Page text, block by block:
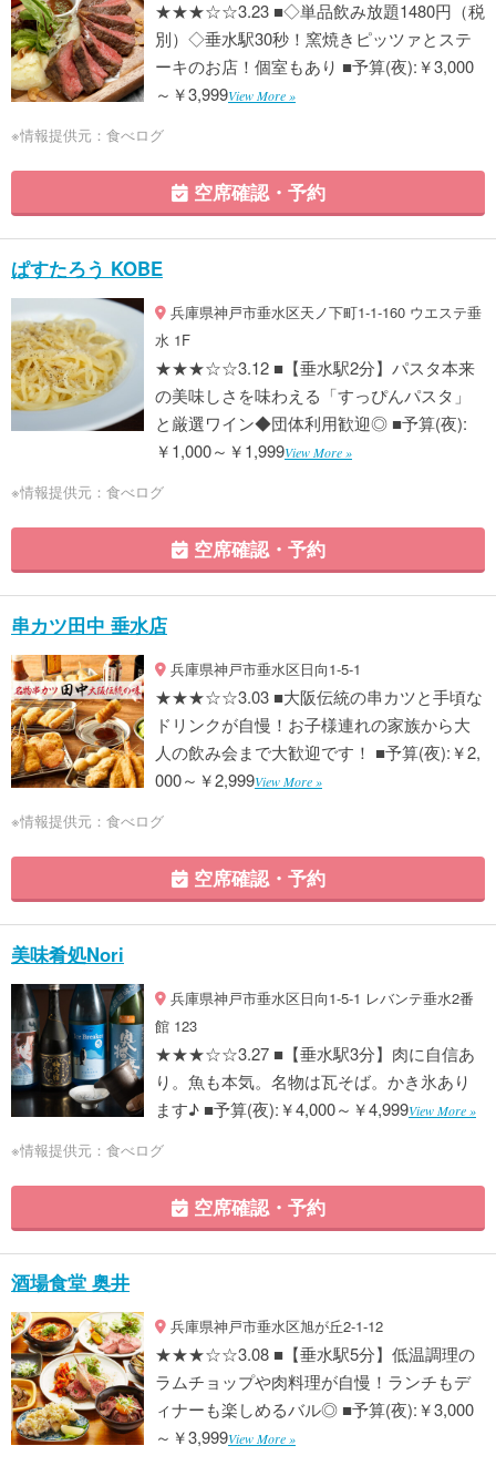
★★★☆☆3.23 ■◇単品飲み放題1480円（税
別）◇垂水駅30秒！窯焼きピッツァとステ
ーキのお店！個室もあり ■予算(夜):￥3,000
～￥3,999View More »
※情報提供元：食べログ
空席確認・予約
ぱすたろう KOBE
兵庫県神戸市垂水区天ノ下町1-1-160 ウエステ垂
水 1F
★★★☆☆3.12 ■【垂水駅2分】パスタ本来
の美味しさを味わえる「すっぴんパスタ」
と厳選ワイン◆団体利用歓迎◎ ■予算(夜):
￥1,000～￥1,999View More »
※情報提供元：食べログ
空席確認・予約
串カツ田中 垂水店
兵庫県神戸市垂水区日向1-5-1
★★★☆☆3.03 ■大阪伝統の串カツと手頃な
ドリンクが自慢！お子様連れの家族から大
人の飲み会まで大歓迎です！ ■予算(夜):￥2,
000～￥2,999View More »
※情報提供元：食べログ
空席確認・予約
美味肴処Nori
兵庫県神戸市垂水区日向1-5-1 レバンテ垂水2番
館 123
★★★☆☆3.27 ■【垂水駅3分】肉に自信あ
り。魚も本気。名物は瓦そば。かき氷あり
ます♪ ■予算(夜):￥4,000～￥4,999View More »
※情報提供元：食べログ
空席確認・予約
酒場食堂 奥井
兵庫県神戸市垂水区旭が丘2-1-12
★★★☆☆3.08 ■【垂水駅5分】低温調理の
ラムチョップや肉料理が自慢！ランチもデ
ィナーも楽しめるバル◎ ■予算(夜):￥3,000
～￥3,999View More »